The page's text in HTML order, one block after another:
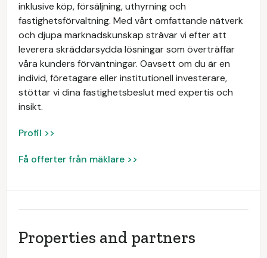
inklusive köp, försäljning, uthyrning och
fastighetsförvaltning. Med vårt omfattande nätverk
och djupa marknadskunskap strävar vi efter att
leverera skräddarsydda lösningar som överträffar
våra kunders förväntningar. Oavsett om du är en
individ, företagare eller institutionell investerare,
stöttar vi dina fastighetsbeslut med expertis och
insikt.
Profil >>
Få offerter från mäklare >>
Properties and partners